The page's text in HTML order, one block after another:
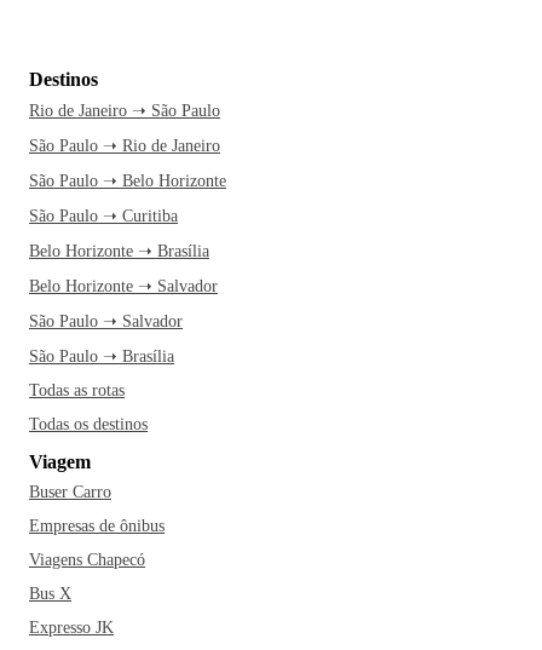
Destinos
Rio de Janeiro ➝ São Paulo
São Paulo ➝ Rio de Janeiro
São Paulo ➝ Belo Horizonte
São Paulo ➝ Curitiba
Belo Horizonte ➝ Brasília
Belo Horizonte ➝ Salvador
São Paulo ➝ Salvador
São Paulo ➝ Brasília
Todas as rotas
Todas os destinos
Viagem
Buser Carro
Empresas de ônibus
Viagens Chapecó
Bus X
Expresso JK